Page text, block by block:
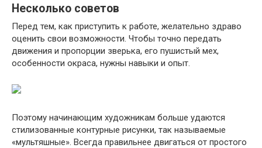
Несколько советов
Перед тем, как приступить к работе, желательно здраво
оценить свои возможности. Чтобы точно передать
движения и пропорции зверька, его пушистый мех,
особенности окраса, нужны навыки и опыт.
Поэтому начинающим художникам больше удаются
стилизованные контурные рисунки, так называемые
«мультяшные». Всегда правильнее двигаться от простого